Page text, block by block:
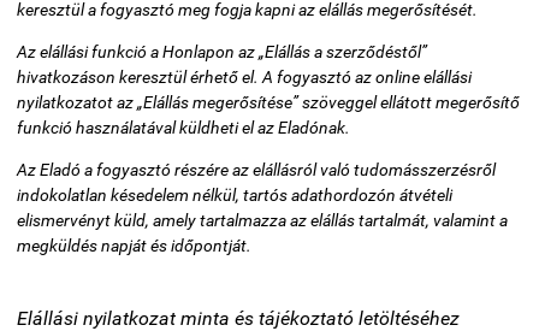
keresztül a fogyasztó meg fogja kapni az elállás megerősítését.
Az elállási funkció a Honlapon az „Elállás a szerződéstől”
hivatkozáson keresztül érhető el. A fogyasztó az online elállási
nyilatkozatot az „Elállás megerősítése” szöveggel ellátott megerősítő
funkció használatával küldheti el az Eladónak.
Az Eladó a fogyasztó részére az elállásról való tudomásszerzésről
indokolatlan késedelem nélkül, tartós adathordozón átvételi
elismervényt küld, amely tartalmazza az elállás tartalmát, valamint a
megküldés napját és időpontját.
Elállási nyilatkozat minta és tájékoztató letöltéséhez